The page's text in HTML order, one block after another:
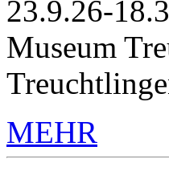
23.9.26-
Museum
MEHR